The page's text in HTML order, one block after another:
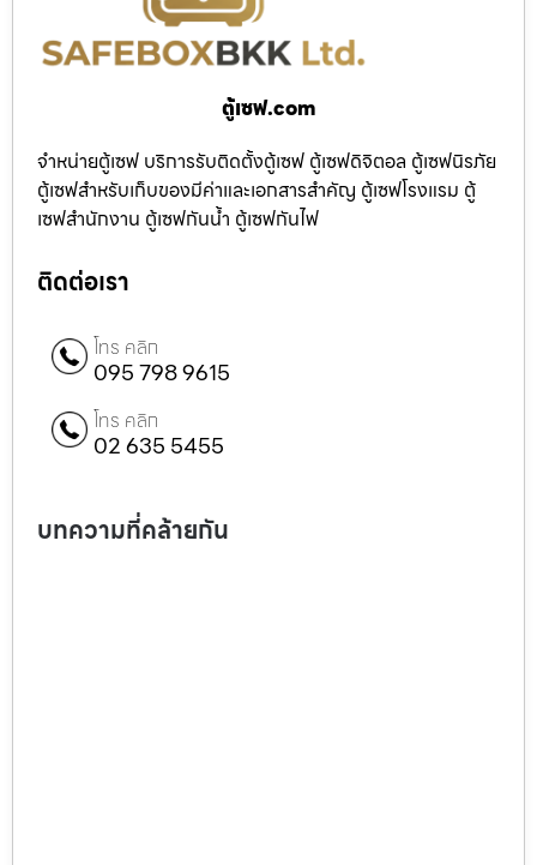
ตู้เซฟ.com
จำหน่ายตู้เซฟ บริการรับติดตั้งตู้เซฟ ตู้เซฟดิจิตอล ตู้เซฟนิรภัย
ตู้เซฟสำหรับเก็บของมีค่าและเอกสารสำคัญ ตู้เซฟโรงแรม ตู้
เซฟสำนักงาน ตู้เซฟกันน้ำ ตู้เซฟกันไฟ
ติดต่อเรา
โทร คลิก
095 798 9615
โทร คลิก
02 635 5455
บทความที่คล้ายกัน